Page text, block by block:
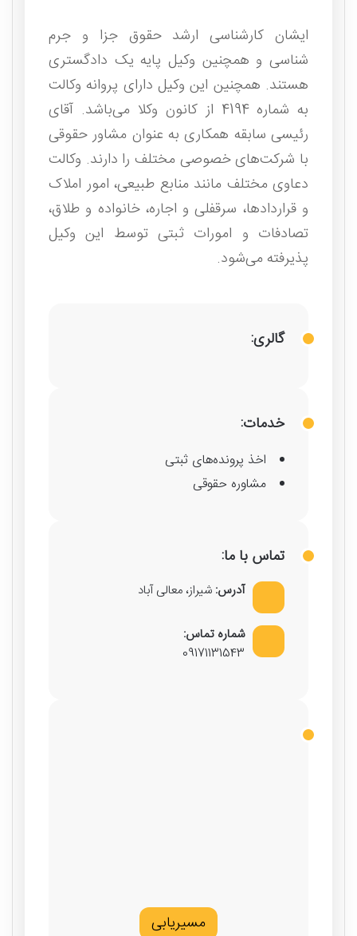
ایشان کارشناسی ارشد حقوق جزا و جرم
شناسی و همچنین وکیل پایه یک دادگستری
هستند. همچنین این وکیل دارای پروانه وکالت
به شماره 4194 از کانون وکلا می‌باشد. آقای
رئیسی سابقه همکاری به عنوان مشاور حقوقی
با شرکت‌های خصوصی مختلف را دارند. وکالت
دعاوی مختلف مانند منابع طبیعی، امور املاک
و قراردادها، سرقفلی و اجاره، خانواده و طلاق،
تصادفات و امورات ثبتی توسط این وکیل
پذیرفته می‌شود.
خدمات:
اخذ پرونده‌های ثبتی
مشاوره حقوقی
تماس با ما:
آدرس: شیراز، معالی آباد
شماره تماس:
09171131543
مسیریابی
گالری: